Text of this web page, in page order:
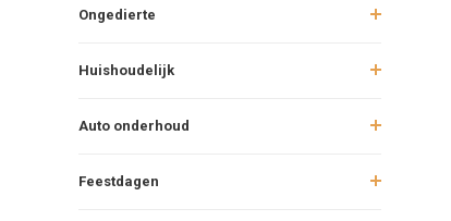
Ongedierte
Huishoudelijk
Auto onderhoud
Feestdagen